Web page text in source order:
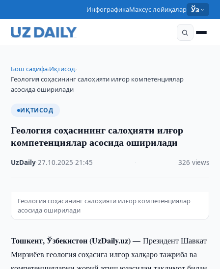
ИнфографикаМахсус лойиҳалар Ўз
Бош саҳифа›Иқтисод›
Геология соҳасининг салоҳияти илғор компетенциялар
асосида оширилади
ИҚТИСОД
Геология соҳасининг салоҳияти илғор
компетенциялар асосида оширилади
UzDaily ·27.10.2025 ·21:45 326 views
Геология соҳасининг салоҳияти илғор компетенциялар
асосида оширилади
Тошкент, Ўзбекистон (UzDaily.uz) —Президент Шавкат
Мирзиёев геология соҳасига илғор халқаро тажриба ва